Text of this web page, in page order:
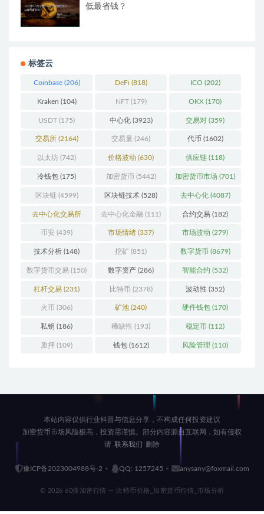
低最省钱？
标签云
Coinbase(206) DeFi (818) ICO (202)
Kraken (104) NFT(179) OKX (170)
USDT (175) 中心化(3923) 交易对 (359)
交易所(2164) 交易量 (246) 代币 (1602)
以太坊 (742) 价格波动 (630) 供应链 (118)
冷钱包 (175) 加密货币 (5442) 加密货币市场 (701)
区块链(4599) 区块链技术 (528) 去中心化(4087)
去中心化交易所
(196)
去中心化金融 (111) 合约交易 (182)
币安 (439) 市场情绪 (337) 市场波动 (279)
技术分析 (148) 挖矿 (851) 数字货币 (8679)
数字货币交易 (150) 数字资产 (286) 智能合约 (532)
杠杆交易 (231) 比特币 (2378) 波动性 (352)
火币 (306) 矿池 (240) 硬件钱包 (170)
私钥 (186) 稀缺性 (193) 稳定币 (112)
质押 (109) 钱包(1612) 风险管理 (110)
本站内容仅供行业科普与信息分享，不构成任何投资建议
加密货币市场风险极高，投资需谨慎。部分内容源自互联网，如有侵权
请 联系我们 删除
豫ICP备2023004988号-2 QQ: 1257245 anysany@foxmail.com
© 2026 60搜加密行情 — 比特币价格_加密货币行情_市场分析